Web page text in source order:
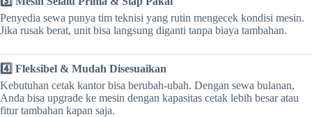
Penyedia sewa punya tim teknisi yang rutin mengecek kondisi mesin.
Jika rusak berat, unit bisa langsung diganti tanpa biaya tambahan.
4️⃣ Fleksibel & Mudah Disesuaikan
Kebutuhan cetak kantor bisa berubah-ubah. Dengan sewa bulanan,
Anda bisa upgrade ke mesin dengan kapasitas cetak lebih besar atau
fitur tambahan kapan saja.